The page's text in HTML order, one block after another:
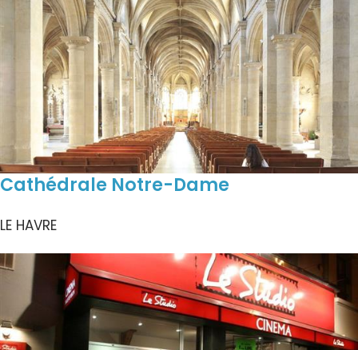
Cathédrale Notre-Dame
LE HAVRE